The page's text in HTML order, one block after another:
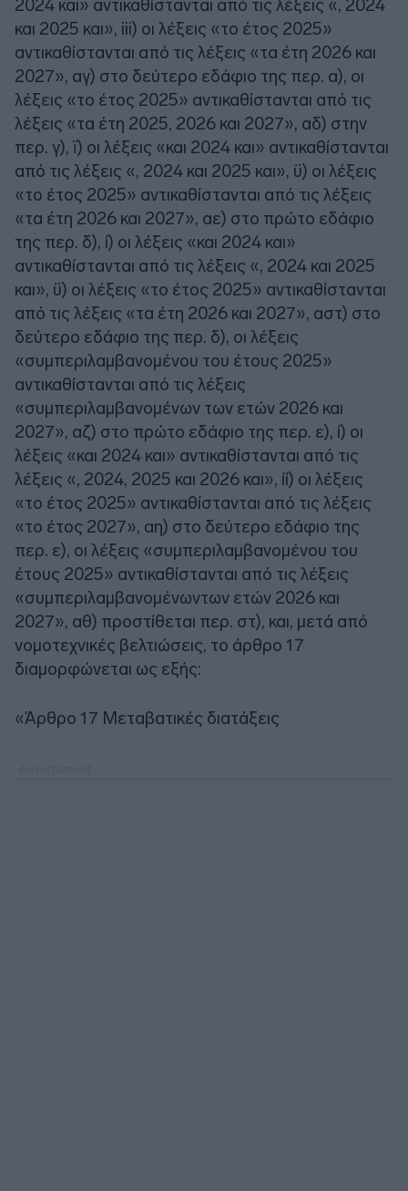
2024 και» αντικαθίστανται από τις λέξεις «, 2024
και 2025 και», iii) οι λέξεις «το έτος 2025»
αντικαθίστανται από τις λέξεις «τα έτη 2026 και
2027», αγ) στο δεύτερο εδάφιο της περ. α), οι
λέξεις «το έτος 2025» αντικαθίστανται από τις
λέξεις «τα έτη 2025, 2026 και 2027», αδ) στην
περ. γ), ϊ) οι λέξεις «και 2024 και» αντικαθίστανται
από τις λέξεις «, 2024 και 2025 και», ϋ) οι λέξεις
«το έτος 2025» αντικαθίστανται από τις λέξεις
«τα έτη 2026 και 2027», αε) στο πρώτο εδάφιο
της περ. δ), ί) οι λέξεις «και 2024 και»
αντικαθίστανται από τις λέξεις «, 2024 και 2025
και», ϋ) οι λέξεις «το έτος 2025» αντικαθίστανται
από τις λέξεις «τα έτη 2026 και 2027», αστ) στο
δεύτερο εδάφιο της περ. δ), οι λέξεις
«συμπεριλαμβανομένου του έτους 2025»
αντικαθίστανται από τις λέξεις
«συμπεριλαμβανομένων των ετών 2026 και
2027», αζ) στο πρώτο εδάφιο της περ. ε), ί) οι
λέξεις «και 2024 και» αντικαθίστανται από τις
λέξεις «, 2024, 2025 και 2026 και», ίί) οι λέξεις
«το έτος 2025» αντικαθίστανται από τις λέξεις
«το έτος 2027», αη) στο δεύτερο εδάφιο της
περ. ε), οι λέξεις «συμπεριλαμβανομένου του
έτους 2025» αντικαθίστανται από τις λέξεις
«συμπεριλαμβανομένωντων ετών 2026 και
2027», αθ) προστίθεται περ. στ), και, μετά από
νομοτεχνικές βελτιώσεις, το άρθρο 17
διαμορφώνεται ως εξής:
«Άρθρο 17 Μεταβατικές διατάξεις